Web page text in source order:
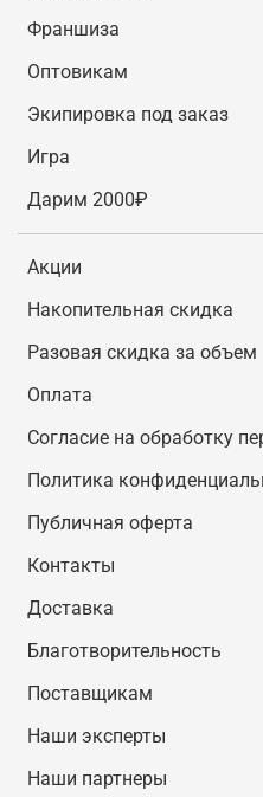
Франшиза
Оптовикам
Экипировка под заказ
Игра
Дарим 2000₽
Акции
Накопительная скидка
Разовая скидка за объем
Оплата
Согласие на обработку
Политика
Публичная оферта
Контакты
Доставка
Благотворительность
Поставщикам
Наши эксперты
Наши партнеры